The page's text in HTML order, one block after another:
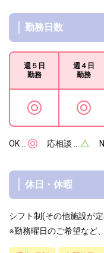
勤務日数
週５日
勤務
週４日
勤務
OK … 応相談 …
休日・休暇
シフト制(その他施設が
※勤務曜日のご希望など